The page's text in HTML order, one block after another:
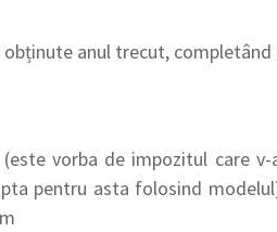
anul trecut,
vorba de impozitul care
pentru asta folosind